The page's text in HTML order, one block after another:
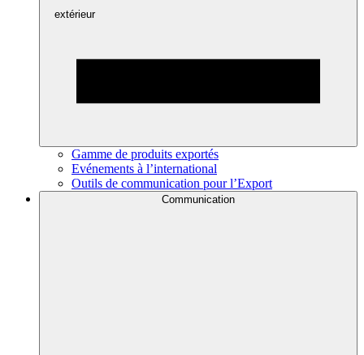
extérieur
Gamme de produits exportés
Evénements à l’international
Outils de communication pour l’Export
Communication